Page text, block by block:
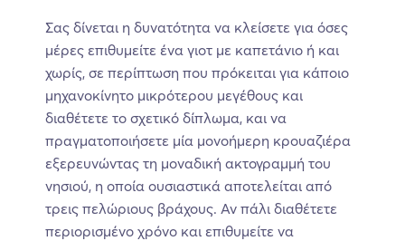
Σας δίνεται η δυνατότητα να κλείσετε για όσες
μέρες επιθυμείτε ένα γιοτ με καπετάνιο ή και
χωρίς, σε περίπτωση που πρόκειται για κάποιο
μηχανοκίνητο μικρότερου μεγέθους και
διαθέτετε το σχετικό δίπλωμα, και να
πραγματοποιήσετε μία μονοήμερη κρουαζιέρα
εξερευνώντας τη μοναδική ακτογραμμή του
νησιού, η οποία ουσιαστικά αποτελείται από
τρεις πελώριους βράχους. Αν πάλι διαθέτετε
περιορισμένο χρόνο και επιθυμείτε να